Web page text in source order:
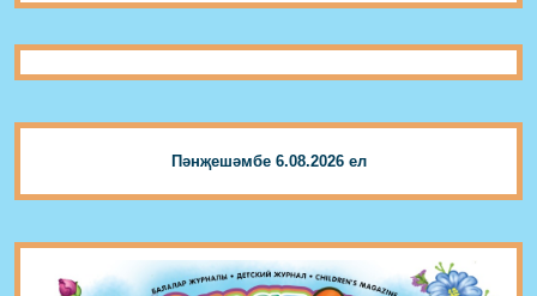
Пәнҗешәмбе 6.08.2026 ел